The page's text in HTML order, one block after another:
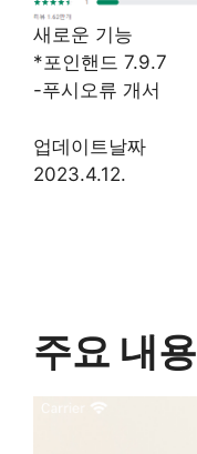
새로운 기능
*포인핸드 7.9.7
-푸시오류 개서
업데이트날짜
2023.4.12.
주요 내용